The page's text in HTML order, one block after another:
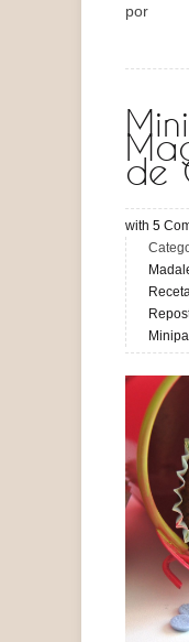
por
Mini
de
with 5